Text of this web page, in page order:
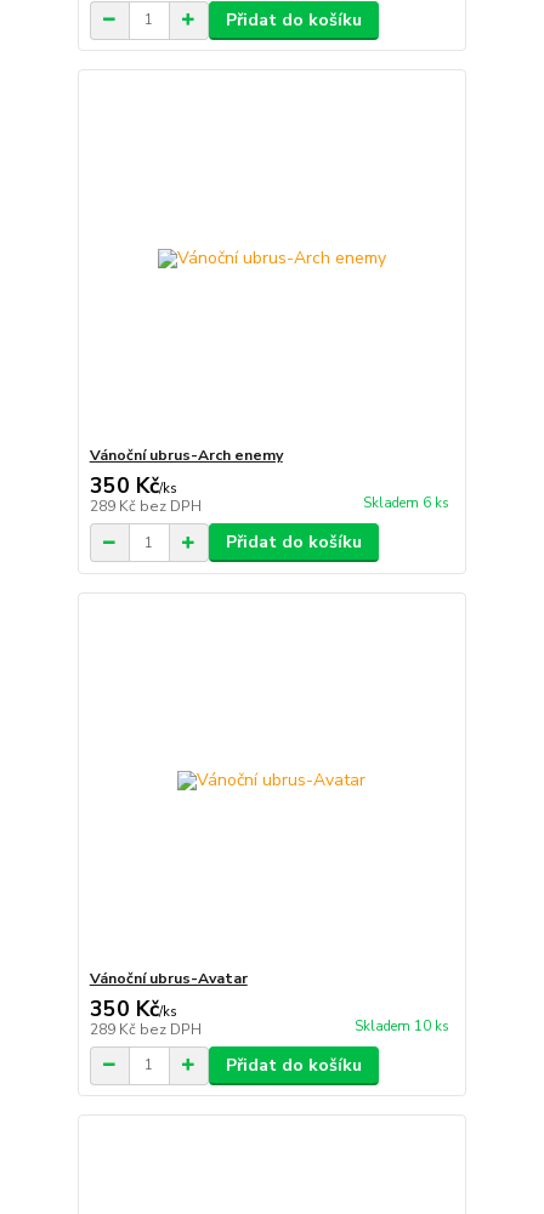
Přidat do košíku
Vánoční ubrus-Arch enemy
350 Kč/ks
289 Kč bez DPH Skladem 6 ks
Přidat do košíku
Vánoční ubrus-Avatar
350 Kč/ks
289 Kč bez DPH Skladem 10 ks
Přidat do košíku